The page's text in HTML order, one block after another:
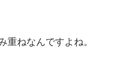
重ねなんですよね。